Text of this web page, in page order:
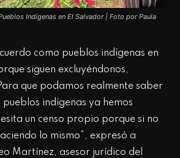
Indígenas en El Salvador | Foto por Paula
como pueblos indígenas en
siguen excluyéndonos,
que podamos realmente saber
pueblos indígenas ya hemos
un censo propio porque si no
lo mismo”, expresó a
Martínez, asesor jurídico del